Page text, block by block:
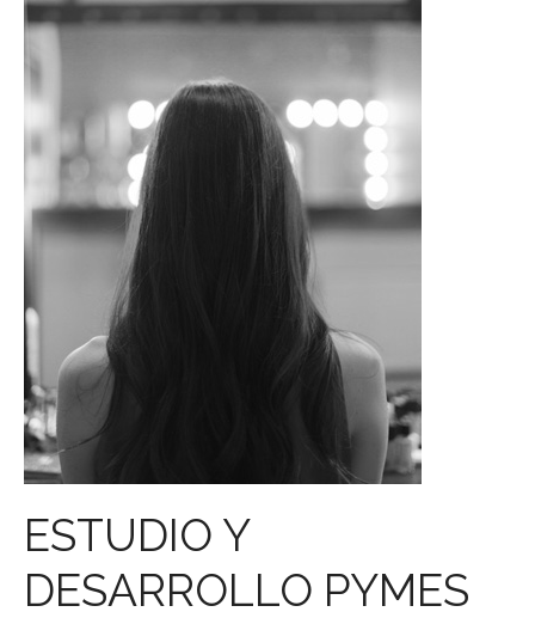
ESTUDIO Y
DESARROLLO PYMES